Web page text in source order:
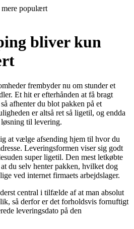
populært
bliver kun
frembyder nu om stunder et
Et hit er efterhånden at få bragt
afhenter du blot pakken på et
er altså ret så ligetil, og endda
til levering.
at vælge afsending hjem til hvor du
Leveringsformen viser sig godt
super ligetil. Den mest letkøbte
du selv henter pakken, hvilket dog
ved internet firmaets arbejdslager.
central i tilfælde af at man absolut
så derfor er det forholdsvis fornuftigt
leveringsdato på den